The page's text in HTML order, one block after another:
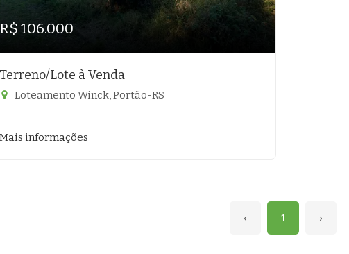
R$ 106.000
Terreno/Lote à Venda
Loteamento Winck, Portão-RS
Mais informações
‹ 1 ›